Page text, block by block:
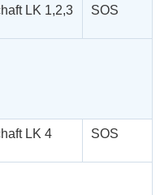
LK 1,2,3 SOS
LK 4 SOS